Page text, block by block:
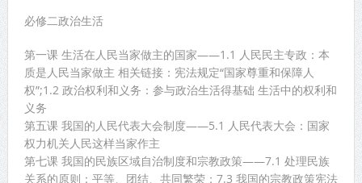
必修二政治生活
第一课 生活在人民当家做主的国家——1.1 人民民主专政：本
质是人民当家做主 相关链接：宪法规定“国家尊重和保障人
权”;1.2 政治权利和义务：参与政治生活得基础 生活中的权利和
义务
第五课 我国的人民代表大会制度——5.1 人民代表大会：国家
权力机关人民这样当家作主
第七课 我国的民族区域自治制度和宗教政策——7.1 处理民族
关系的原则：平等、团结、共同繁荣；7.3 我国的宗教政策宪法